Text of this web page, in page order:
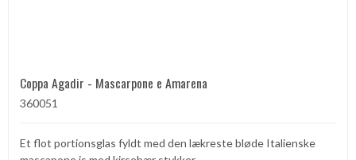
Coppa Agadir - Mascarpone e Amarena
360051
Et flot portionsglas fyldt med den lækreste bløde Italienske